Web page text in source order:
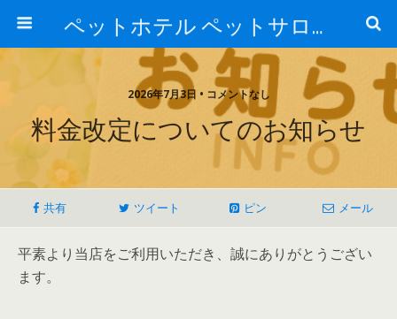
ペットホテル ペットサロン トリミングサロン 東京 ヌーノクラブのブログ
2026年7月3日 • コメントなし
料金改定についてのお知らせ
共有 ツイート ピン メール
平素より当店をご利用いただき、誠にありがとうござい
ます。